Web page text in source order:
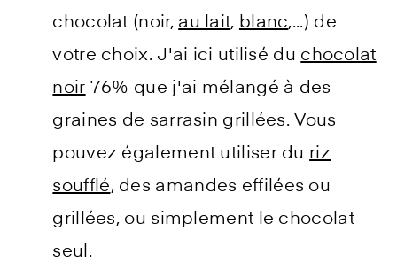
chocolat (noir, au lait, blanc,...) de
votre choix. J'ai ici utilisé du chocolat
noir 76% que j'ai mélangé à des
graines de sarrasin grillées. Vous
pouvez également utiliser du riz
soufflé, des amandes effilées ou
grillées, ou simplement le chocolat
seul.